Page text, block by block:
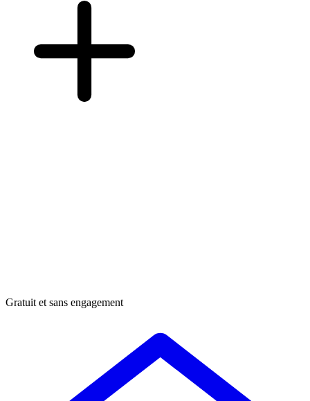
Gratuit et sans engagement